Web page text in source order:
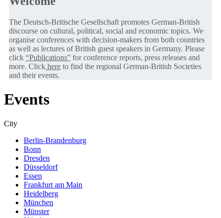
The Deutsch-Britische Gesellschaft promotes German-British
discourse on cultural, political, social and economic topics. We
organise conferences with decision-makers from both countries
as well as lectures of British guest speakers in Germany. Please
click “Publications” for conference reports, press releases and
more. Click here to find the regional German-British Societies
and their events.
Events
City
Berlin-Brandenburg
Bonn
Dresden
Düsseldorf
Essen
Frankfurt am Main
Heidelberg
München
Münster